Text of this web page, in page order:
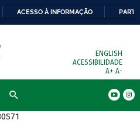
ACESSO À INFORMAÇÃO
ENGLISH
ACESSIBILIDADE
A+ A-